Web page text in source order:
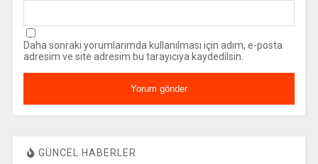
Daha sonraki yorumlarımda kullanılması için adım, e-posta
adresim ve site adresim bu tarayıcıya kaydedilsin.
GÜNCEL HABERLER